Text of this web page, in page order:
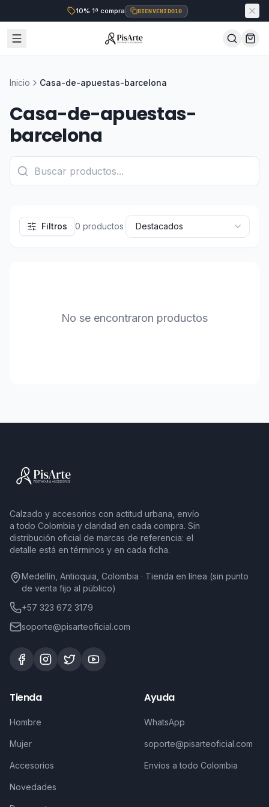
10% 1ª compra BIENVENIDO10
Inicio Casa-de-apuestas-barcelona
Casa-de-apuestas-
barcelona
Filtros 0 productos
No se encontraron productos
Calzado y accesorios con actitud urbana, envío
a todo Colombia y claridad en cada compra. Sin
distribución oficial de marcas de referencia: el
detalle está en términos y en cada ficha.
Medellín, Antioquia, Colombia · Tienda en línea (sin punto
de venta fijo al público)
+57 323 672 3179
soporte@pisarteoficial.com
Tienda
Hombre
Mujer
Accesorios
Novedades
Ayuda
WhatsApp
soporte@pisarteoficial.com
Envíos a todo Colombia